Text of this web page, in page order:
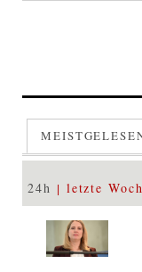
24h letzte